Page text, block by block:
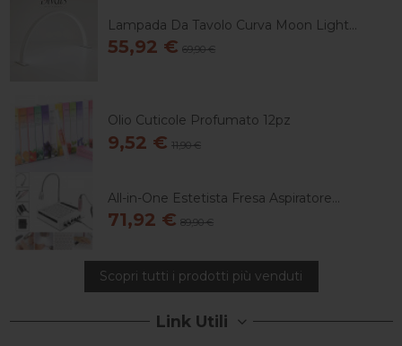
Lampada Da Tavolo Curva Moon Light...
55,92 € 69,90 €
Olio Cuticole Profumato 12pz
9,52 € 11,90 €
All-in-One Estetista Fresa Aspiratore...
71,92 € 89,90 €
Scopri tutti i prodotti più venduti
Link Utili